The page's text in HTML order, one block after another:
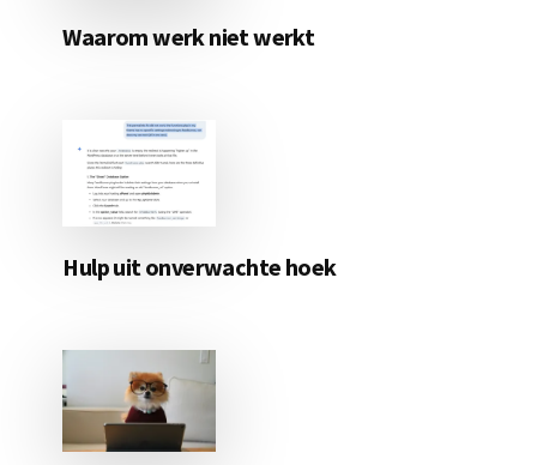
Waarom werk niet werkt
Hulp uit onverwachte hoek